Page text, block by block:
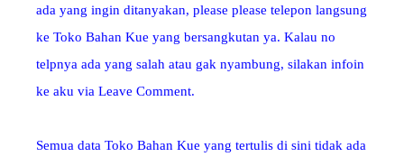
ada yang ingin ditanyakan, please please telepon langsung
ke Toko Bahan Kue yang bersangkutan ya. Kalau no
telpnya ada yang salah atau gak nyambung, silakan infoin
ke aku via Leave Comment.
Semua data Toko Bahan Kue yang tertulis di sini tidak ada